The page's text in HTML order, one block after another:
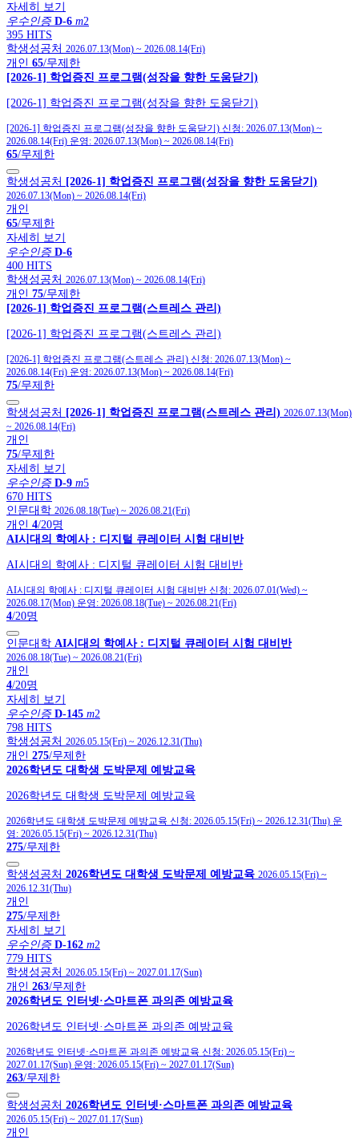
자세히 보기
우수인증 D-6 m2
395 HITS
학생성공처 2026.07.13(Mon) ~ 2026.08.14(Fri)
개인 65/무제한
[2026-1] 학업증진 프로그램(성장을 향한 도움닫기)
[2026-1] 학업증진 프로그램(성장을 향한 도움닫기)
[2026-1] 학업증진 프로그램(성장을 향한 도움닫기) 신청: 2026.07.13(Mon) ~
2026.08.14(Fri) 운영: 2026.07.13(Mon) ~ 2026.08.14(Fri)
65/무제한
학생성공처 [2026-1] 학업증진 프로그램(성장을 향한 도움닫기)
2026.07.13(Mon) ~ 2026.08.14(Fri)
개인
65/무제한
자세히 보기
우수인증 D-6
400 HITS
학생성공처 2026.07.13(Mon) ~ 2026.08.14(Fri)
개인 75/무제한
[2026-1] 학업증진 프로그램(스트레스 관리)
[2026-1] 학업증진 프로그램(스트레스 관리)
[2026-1] 학업증진 프로그램(스트레스 관리) 신청: 2026.07.13(Mon) ~
2026.08.14(Fri) 운영: 2026.07.13(Mon) ~ 2026.08.14(Fri)
75/무제한
학생성공처 [2026-1] 학업증진 프로그램(스트레스 관리) 2026.07.13(Mon)
~ 2026.08.14(Fri)
개인
75/무제한
자세히 보기
우수인증 D-9 m5
670 HITS
인문대학 2026.08.18(Tue) ~ 2026.08.21(Fri)
개인 4/20명
AI시대의 학예사 : 디지털 큐레이터 시험 대비반
AI시대의 학예사 : 디지털 큐레이터 시험 대비반
AI시대의 학예사 : 디지털 큐레이터 시험 대비반 신청: 2026.07.01(Wed) ~
2026.08.17(Mon) 운영: 2026.08.18(Tue) ~ 2026.08.21(Fri)
4/20명
인문대학 AI시대의 학예사 : 디지털 큐레이터 시험 대비반
2026.08.18(Tue) ~ 2026.08.21(Fri)
개인
4/20명
자세히 보기
우수인증 D-145 m2
798 HITS
학생성공처 2026.05.15(Fri) ~ 2026.12.31(Thu)
개인 275/무제한
2026학년도 대학생 도박문제 예방교육
2026학년도 대학생 도박문제 예방교육
2026학년도 대학생 도박문제 예방교육 신청: 2026.05.15(Fri) ~ 2026.12.31(Thu) 운
영: 2026.05.15(Fri) ~ 2026.12.31(Thu)
275/무제한
학생성공처 2026학년도 대학생 도박문제 예방교육 2026.05.15(Fri) ~
2026.12.31(Thu)
개인
275/무제한
자세히 보기
우수인증 D-162 m2
779 HITS
학생성공처 2026.05.15(Fri) ~ 2027.01.17(Sun)
개인 263/무제한
2026학년도 인터넷·스마트폰 과의존 예방교육
2026학년도 인터넷·스마트폰 과의존 예방교육
2026학년도 인터넷·스마트폰 과의존 예방교육 신청: 2026.05.15(Fri) ~
2027.01.17(Sun) 운영: 2026.05.15(Fri) ~ 2027.01.17(Sun)
263/무제한
학생성공처 2026학년도 인터넷·스마트폰 과의존 예방교육
2026.05.15(Fri) ~ 2027.01.17(Sun)
개인